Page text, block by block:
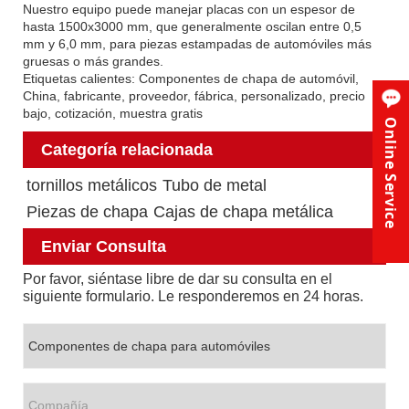
Nuestro equipo puede manejar placas con un espesor de
hasta 1500x3000 mm, que generalmente oscilan entre 0,5
mm y 6,0 mm, para piezas estampadas de automóviles más
gruesas o más grandes.
Etiquetas calientes: Componentes de chapa de automóvil,
China, fabricante, proveedor, fábrica, personalizado, precio
bajo, cotización, muestra gratis
Categoría relacionada
tornillos metálicos Tubo de metal
Piezas de chapa Cajas de chapa metálica
Enviar Consulta
Por favor, siéntase libre de dar su consulta en el
siguiente formulario. Le responderemos en 24 horas.
Online Service